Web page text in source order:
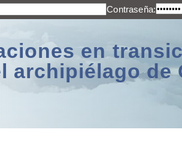
Contraseña:
en
archipiélago de